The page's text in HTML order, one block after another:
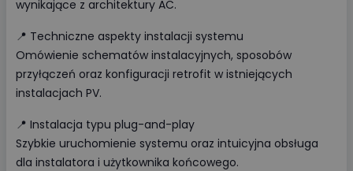
wynikające z architektury AC.
📍 Techniczne aspekty instalacji systemu
Omówienie schematów instalacyjnych, sposobów
przyłączeń oraz konfiguracji retrofit w istniejących
instalacjach PV.
📍 Instalacja typu plug-and-play
Szybkie uruchomienie systemu oraz intuicyjna obsługa
dla instalatora i użytkownika końcowego.